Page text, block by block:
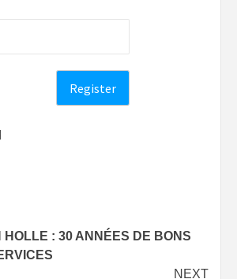
HOLLE : 30 ANNÉES DE BONS
NEXT